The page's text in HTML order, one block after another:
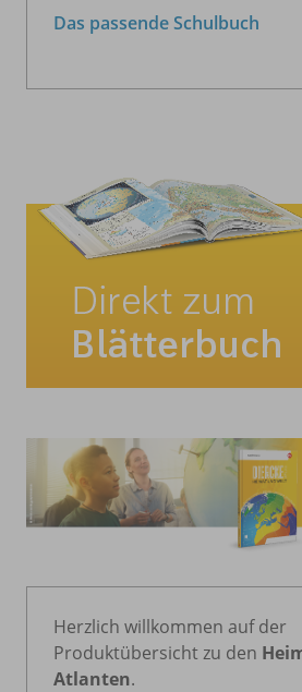
Das passende Schulbuch
Herzlich willkommen auf der
Produktübersicht zu den
Atlanten.